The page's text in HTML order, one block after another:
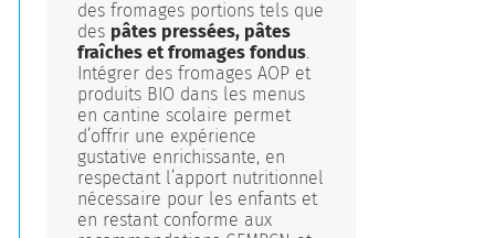
des fromages portions tels que
des pâtes pressées, pâtes
fraîches et fromages fondus.
Intégrer des fromages AOP et
produits BIO dans les menus
en cantine scolaire permet
d’offrir une expérience
gustative enrichissante, en
respectant l’apport nutritionnel
nécessaire pour les enfants et
en restant conforme aux